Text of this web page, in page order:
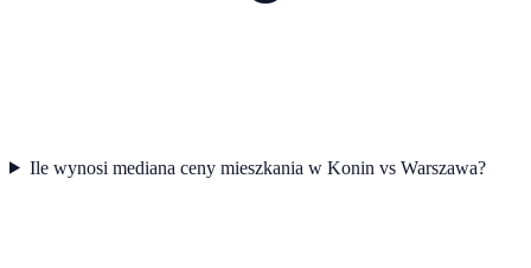
Ile wynosi mediana ceny mieszkania w Konin vs Warszawa?